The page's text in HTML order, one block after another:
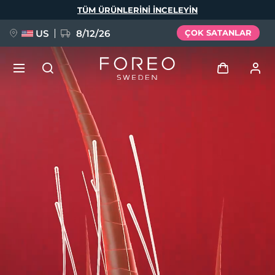
TÜM ÜRÜNLERINI INCELEYIN
US 8/12/26 ÇOK SATANLAR
Adresim
Aboneliklerim
FAQ™ Pure Beauty-Tech Elixir
BREAKING NEWS
issa™ Teeth Whitening Set
Dil Seçimi
English Deutsch
Français
Italiano
Svenska
Русский
简体中文